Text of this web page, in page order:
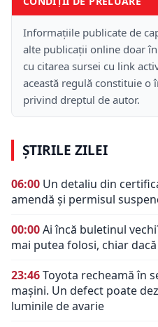
Informațiile publicate de
alte publicații online doar
cu citarea sursei cu link
această regulă constituie o
privind dreptul de autor.
ȘTIRILE ZILEI
06:00 Un detaliu din
amendă și permisul
00:00Ai încă buletinul
mai putea folosi, chiar
23:46Toyota recheamă în
mașini. Un defect poate
luminile de avarie